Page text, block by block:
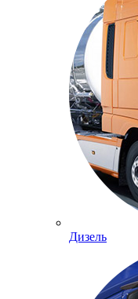
Дизель